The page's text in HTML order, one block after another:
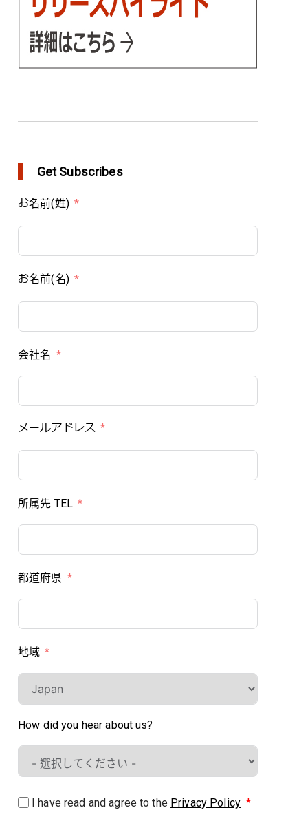
Get Subscribes
お名前(姓)
お名前(名)
会社名
メールアドレス
所属先 TEL
都道府県
地域
How did you hear about us?
I have read and agree to the Privacy Policy *